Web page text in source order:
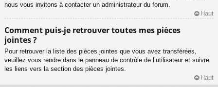
nous vous invitons à contacter un administrateur du forum.
Haut
Comment puis-je retrouver toutes mes pièces
jointes ?
Pour retrouver la liste des pièces jointes que vous avez transférées,
veuillez vous rendre dans le panneau de contrôle de l’utilisateur et suivre
les liens vers la section des pièces jointes.
Haut